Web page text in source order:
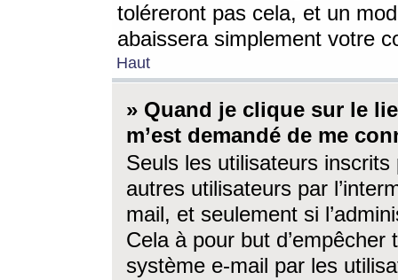
toléreront pas cela, et un
abaissera simplement votre
Haut
» Quand je clique sur le
m’est demandé de me
Seuls les utilisateurs
autres utilisateurs par
mail, et seulement si
Cela à pour but
système e-mail par les